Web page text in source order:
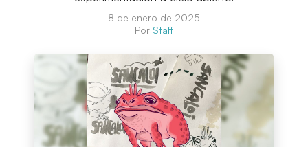
8 de enero de 2025
Por Staff